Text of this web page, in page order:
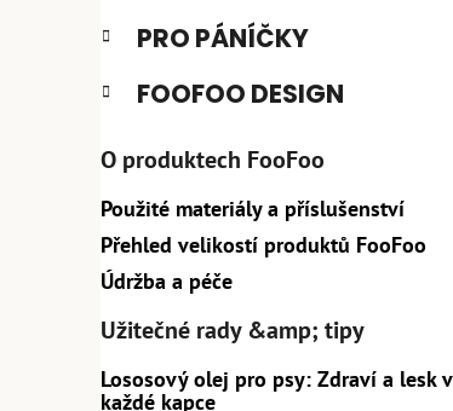
PRO PÁNÍČKY
FOOFOO DESIGN
O produktech FooFoo
Použité materiály a příslušenství
Přehled velikostí produktů FooFoo
Údržba a péče
Užitečné rady &amp; tipy
Lososový olej pro psy: Zdraví a lesk v
každé kapce